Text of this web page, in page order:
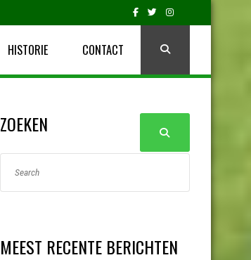
HISTORIE CONTACT
ZOEKEN
MEEST RECENTE BERICHTEN